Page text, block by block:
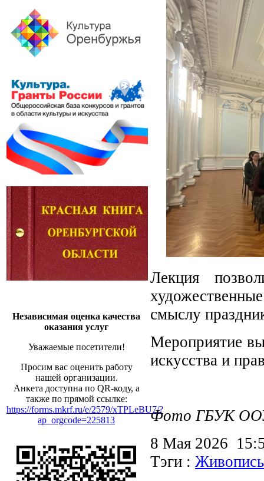
Независимая оценка качества
оказания услуг
Уважаемые посетители!
Просим вас оценить работу
нашей организации.
Анкета доступна по QR-коду, а
также по прямой ссылке:
https://forms.mkrf.ru/e/2579/xTPLeBU7/?
ap_orgcode=225813
Лекция
смыслу
Мероприятие
искусства и
Фото ГБУК
8 Мая 2026
Тэги : Живопись